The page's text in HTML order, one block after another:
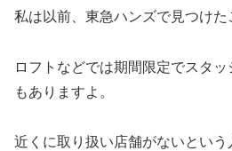
私は以前、東急ハンズで見つけた
ロフトなどでは期間限定でスタ
もありますよ。
近くに取り扱い店舗がないとい